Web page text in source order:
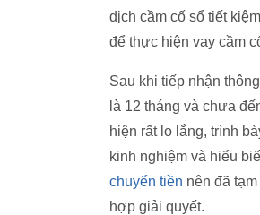
dịch cầm cố sổ tiết
để thực hiện vay cầm
Sau khi tiếp nhận
là 12 tháng và chưa
hiện rất lo lắng, trình
kinh nghiệm và hiểu
chuyển tiền nên đã
hợp giải quyết.